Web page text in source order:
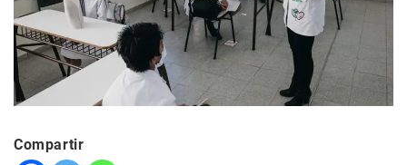
Compartir